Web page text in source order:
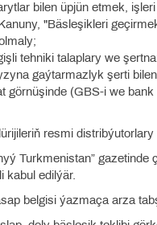
bilen üpjün etmek,
"Bäsleşikleri
tehniki talaplary we
gaýtarmazlyk şerti
görnüşinde (GBS-i we
resmi distribýutorlary
Turkmenistan”
kabul edilýär.
belgisi ýazmaça arza